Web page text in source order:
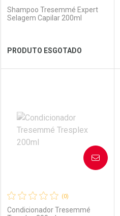
Ver Desconto Convênio
Shampoo Tresemmé Expert
Selagem Capilar 200ml
PRODUTO ESGOTADO
Laboratório
Por Menos
(0)
Condicionador Tresemmé
AVISE-ME